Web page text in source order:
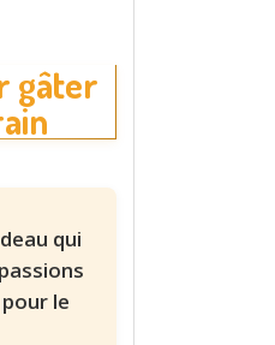
gâter
qui
le